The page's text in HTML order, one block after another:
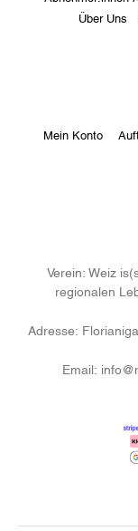
Über Uns
Mein Konto
Verein: Weiz
regionalen
Adresse:
Email: